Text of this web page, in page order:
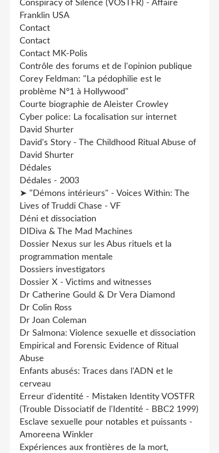
Conspiracy of Silence (VOSTFR) - Affaire
Franklin USA
Contact
Contact
Contact MK-Polis
Contrôle des forums et de l'opinion publique
Corey Feldman: "La pédophilie est le
problème N°1 à Hollywood"
Courte biographie de Aleister Crowley
Cyber police: La focalisation sur internet
David Shurter
David's Story - The Childhood Ritual Abuse of
David Shurter
Dédales
Dédales - 2003
➤ "Démons intérieurs" - Voices Within: The
Lives of Truddi Chase - VF
Déni et dissociation
DIDiva & The Mad Machines
Dossier Nexus sur les Abus rituels et la
programmation mentale
Dossiers investigators
Dossier X - Victims and witnesses
Dr Catherine Gould & Dr Vera Diamond
Dr Colin Ross
Dr Joan Coleman
Dr Salmona: Violence sexuelle et dissociation
Empirical and Forensic Evidence of Ritual
Abuse
Enfants abusés: Traces dans l'ADN et le
cerveau
Erreur d'identité - Mistaken Identity VOSTFR
(Trouble Dissociatif de l'Identité - BBC2 1999)
Esclave sexuelle pour notables et puissants -
Amoreena Winkler
Expériences aux frontières de la mort,